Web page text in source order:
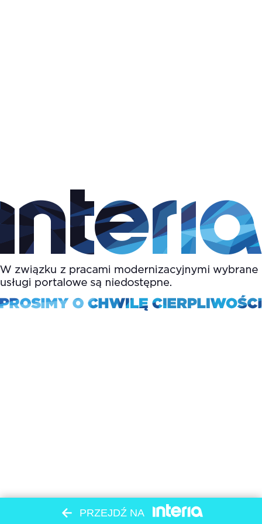
PRZEJDŹ NA